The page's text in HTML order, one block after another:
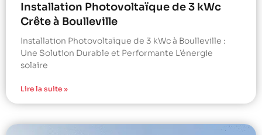
Installation Photovoltaïque de 3 kWc
Crête à Boulleville
Installation Photovoltaïque de 3 kWc à Boulleville :
Une Solution Durable et Performante L’énergie
solaire
Lire la suite »